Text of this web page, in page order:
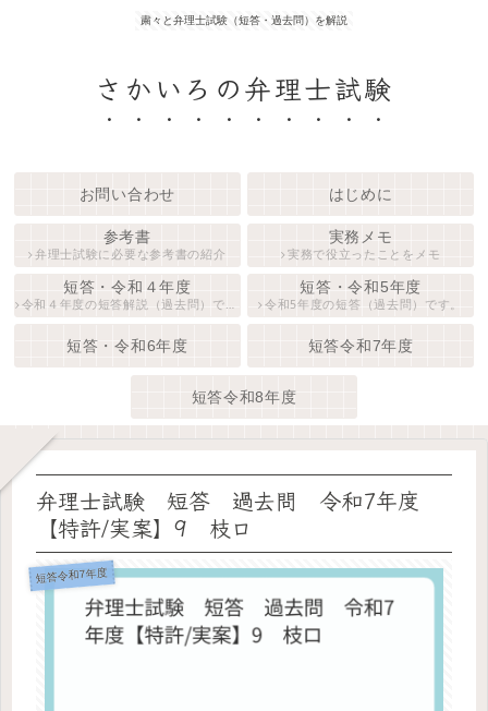
粛々と弁理士試験（短答・過去問）を解説
さかいろの弁理士試験
お問い合わせ はじめに
参考書
弁理士試験に必要な参考書の紹介
実務メモ
実務で役立ったことをメモ
短答・令和４年度
令和４年度の短答解説（過去問）です。
短答・令和5年度
令和5年度の短答（過去問）です。
短答・令和6年度 短答令和7年度
短答令和8年度
弁理士試験 短答 過去問 令和7年度
【特許/実案】9 枝ロ
短答令和7年度